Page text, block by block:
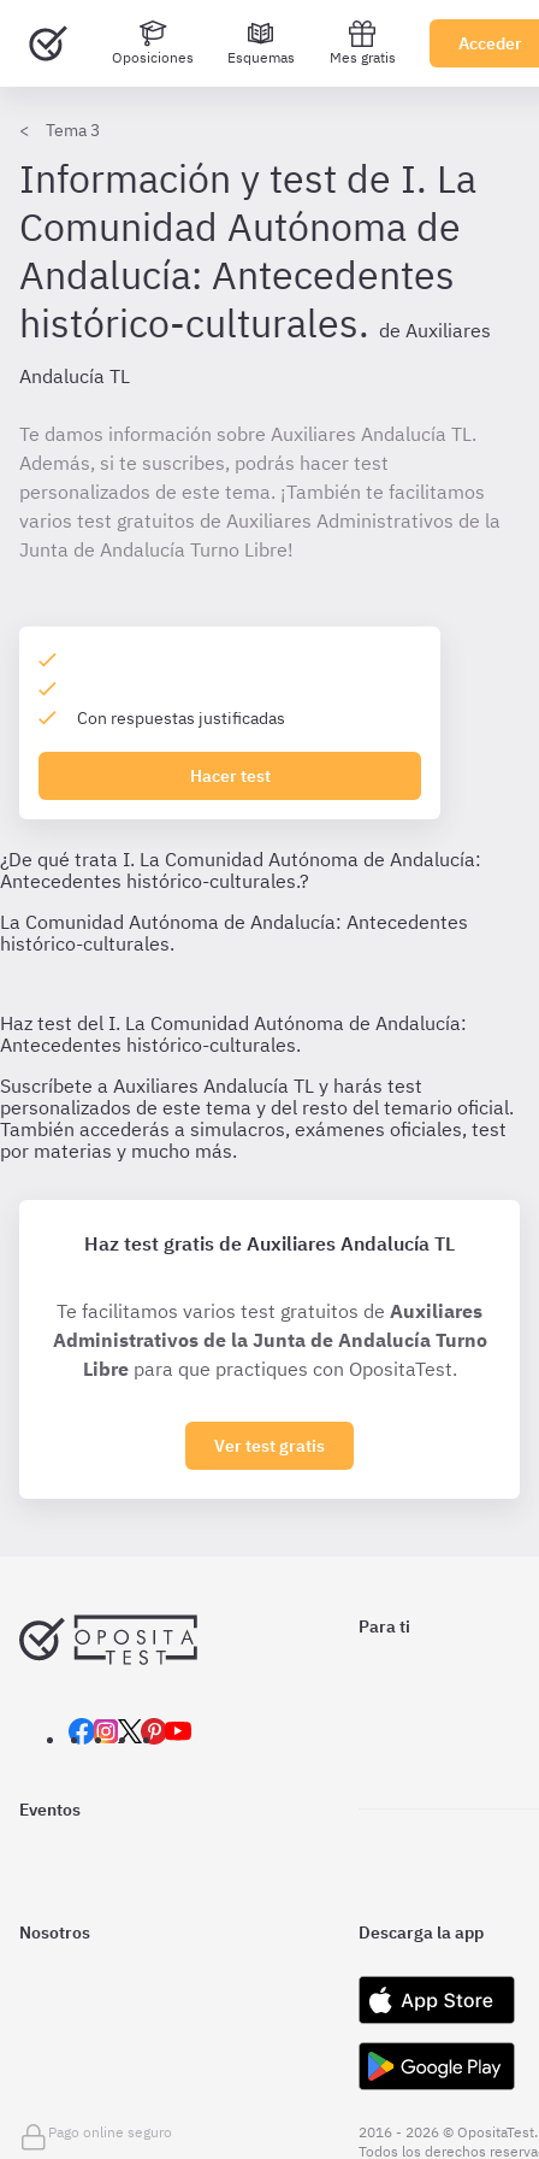
Oposiciones Esquemas Mes gratis
Acceder
Tema 3
Información y test de I. La
Comunidad Autónoma de
Andalucía: Antecedentes
histórico-culturales. de Auxiliares
Andalucía TL
Te damos información sobre Auxiliares Andalucía TL.
Además, si te suscribes, podrás hacer test
personalizados de este tema. ¡También te facilitamos
varios test gratuitos de Auxiliares Administrativos de la
Junta de Andalucía Turno Libre!
Con respuestas justificadas
Hacer test
Haz test gratis de Auxiliares Andalucía TL
Te facilitamos varios test gratuitos de Auxiliares
Administrativos de la Junta de Andalucía Turno
Librepara que practiques con OpositaTest.
Ver test gratis
Para ti
Eventos
Nosotros Descarga la app
Pago online seguro
2016 - 2026 © OpositaTest.
Todos los derechos